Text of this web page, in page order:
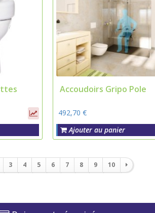
Accoudoirs Gripo Pole
492,70 €
Ajouter au panier
3 4 5 6 7 8 9 10